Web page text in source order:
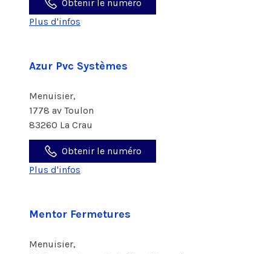
Obtenir le numéro
Plus d'infos
Azur Pvc Systèmes
Menuisier,
1778 av Toulon
83260 La Crau
Obtenir le numéro
Plus d'infos
Mentor Fermetures
Menuisier,